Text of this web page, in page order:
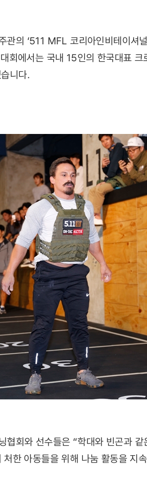
관의 ‘511 MFL 코리아인비테이셔
회에서는 국내 15인의 한국대표 크
니다.
협회와 선수들은 “학대와 빈곤과
한 아동들을 위해 나눔 활동을 지